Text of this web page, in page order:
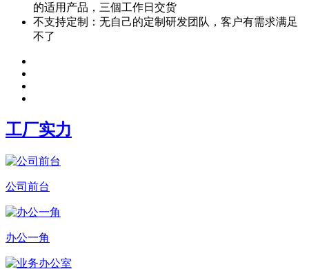
的适用产品，三個工作日交货
不支持定制：无自己的定制研发团队，客户有需求满足
不了
工厂实力
公司前台
办公一角